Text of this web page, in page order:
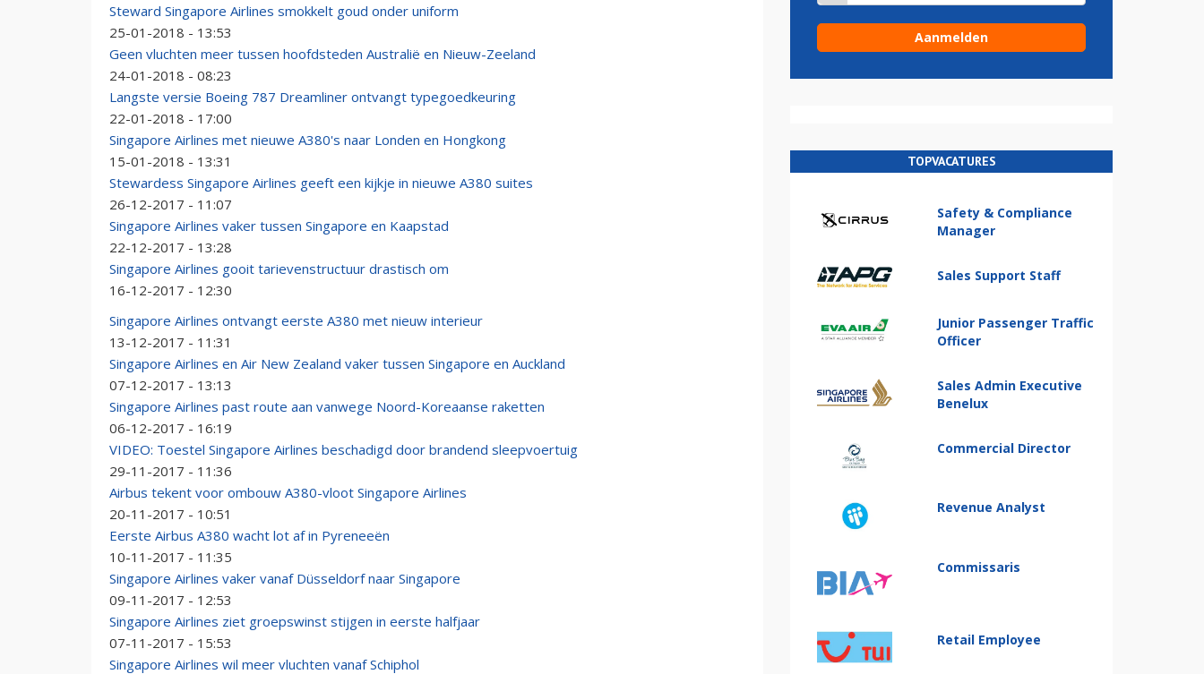
Steward Singapore Airlines smokkelt goud onder uniform
25-01-2018 - 13:53
Geen vluchten meer tussen hoofdsteden Australië en Nieuw-Zeeland
24-01-2018 - 08:23
Langste versie Boeing 787 Dreamliner ontvangt typegoedkeuring
22-01-2018 - 17:00
Singapore Airlines met nieuwe A380's naar Londen en Hongkong
15-01-2018 - 13:31
Stewardess Singapore Airlines geeft een kijkje in nieuwe A380 suites
26-12-2017 - 11:07
Singapore Airlines vaker tussen Singapore en Kaapstad
22-12-2017 - 13:28
Singapore Airlines gooit tarievenstructuur drastisch om
16-12-2017 - 12:30
Singapore Airlines ontvangt eerste A380 met nieuw interieur
13-12-2017 - 11:31
Singapore Airlines en Air New Zealand vaker tussen Singapore en Auckland
07-12-2017 - 13:13
Singapore Airlines past route aan vanwege Noord-Koreaanse raketten
06-12-2017 - 16:19
VIDEO: Toestel Singapore Airlines beschadigd door brandend sleepvoertuig
29-11-2017 - 11:36
Airbus tekent voor ombouw A380-vloot Singapore Airlines
20-11-2017 - 10:51
Eerste Airbus A380 wacht lot af in Pyreneeën
10-11-2017 - 11:35
Singapore Airlines vaker vanaf Düsseldorf naar Singapore
09-11-2017 - 12:53
Singapore Airlines ziet groepswinst stijgen in eerste halfjaar
07-11-2017 - 15:53
Singapore Airlines wil meer vluchten vanaf Schiphol
TOPVACATURES
Safety & Compliance
Manager
Sales Support Staff
Junior Passenger Traffic
Officer
Sales Admin Executive
Benelux
Commercial Director
Revenue Analyst
Commissaris
Retail Employee